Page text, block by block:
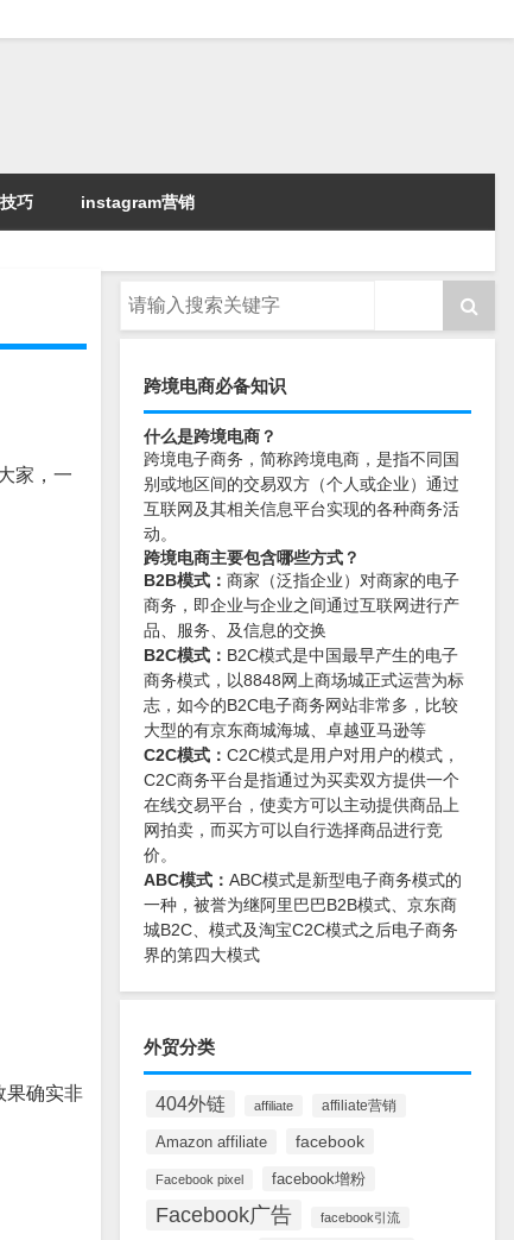
巧 instagram营销
家，一
果确实非
跨境电商必备知识
什么是跨境电商？
跨境电子商务，简称跨境电商，是指不同国
别或地区间的交易双方（个人或企业）通过
互联网及其相关信息平台实现的各种商务活
动。
跨境电商主要包含哪些方式？
B2B模式： 商家（泛指企业）对商家的电子
商务，即企业与企业之间通过互联网进行产
品、服务、及信息的交换
B2C模式： B2C模式是中国最早产生的电子
商务模式，以8848网上商场城正式运营为标
志，如今的B2C电子商务网站非常多，比较
大型的有京东商城海城、卓越亚马逊等
C2C模式： C2C模式是用户对用户的模式，
C2C商务平台是指通过为买卖双方提供一个
在线交易平台，使卖方可以主动提供商品上
网拍卖，而买方可以自行选择商品进行竞
价。
ABC模式： ABC模式是新型电子商务模式的
一种，被誉为继阿里巴巴B2B模式、京东商
城B2C、模式及淘宝C2C模式之后电子商务
界的第四大模式
外贸分类
404外链 affiliate affiliate营销
Amazon affiliate facebook
Facebook pixel facebook增粉
Facebook广告 facebook引流